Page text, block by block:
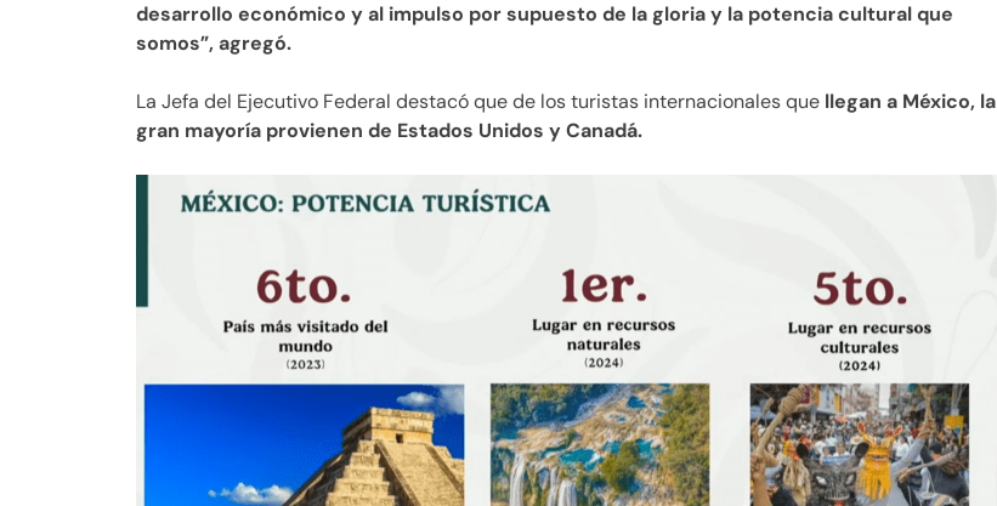
desarrollo económico y al impulso por supuesto de la gloria y la potencia cultural que
somos”, agregó.
La Jefa del Ejecutivo Federal destacó que de los turistas internacionales que llegan a México, la
gran mayoría provienen de Estados Unidos y Canadá.